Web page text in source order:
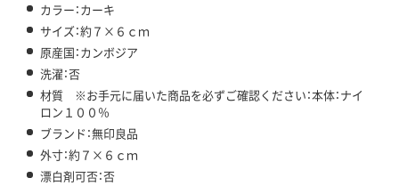
カラー：カーキ
サイズ：約７×６ｃｍ
原産国：カンボジア
洗濯：否
材質 ※お手元に届いた商品を必ずご確認ください：本体：ナイ
ロン１００％
ブランド：無印良品
外寸：約７×６ｃｍ
漂白剤可否：否